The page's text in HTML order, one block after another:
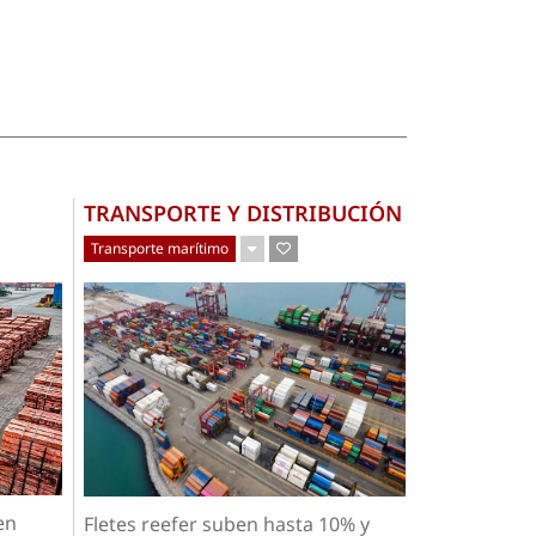
TRANSPORTE Y DISTRIBUCIÓN
Transporte marítimo
Fletes reefer suben hasta 10% y